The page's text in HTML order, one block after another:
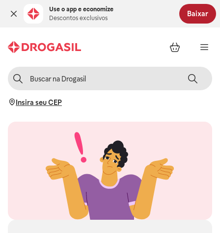
Use o app e economize
Descontos exclusivos
Baixar
Insira seu CEP